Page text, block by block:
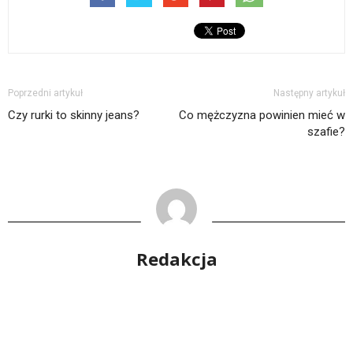
Poprzedni artykuł
Czy rurki to skinny jeans?
Następny artykuł
Co mężczyzna powinien mieć w
szafie?
Redakcja